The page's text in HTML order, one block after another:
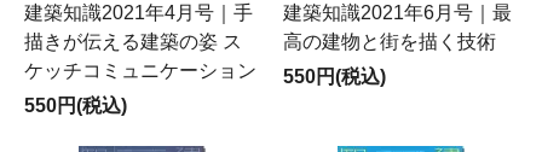
建築知識2021年4月号｜手
描きが伝える建築の姿 ス
ケッチコミュニケーション
550円(税込)
建築知識2021年6月号｜最
高の建物と街を描く技術
550円(税込)